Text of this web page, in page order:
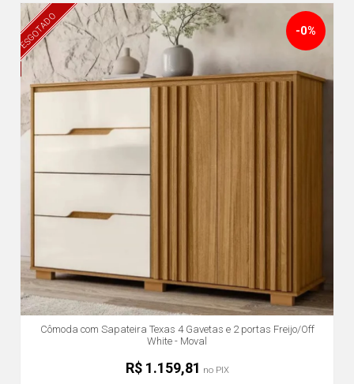
ESGOTADO
Cômoda com Sapateira Texas 4 Gavetas e 2 portas Freijo/Off
White - Moval
-0%
R$ 1.159,81 no PIX